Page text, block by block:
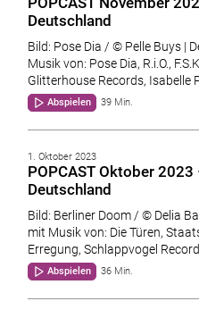
Deutschland
Bild: Pose Dia / © Pelle Buys |
Musik von: Pose Dia, R.i.O.,
Glitterhouse Records, Isabelle
Abspielen 39 Min.
1. Oktober 2023
POPCAST Oktober
Deutschland
Bild: Berliner Doom / © Delia
mit Musik von: Die Türen,
Erregung, Schlappvogel
Abspielen 36 Min.